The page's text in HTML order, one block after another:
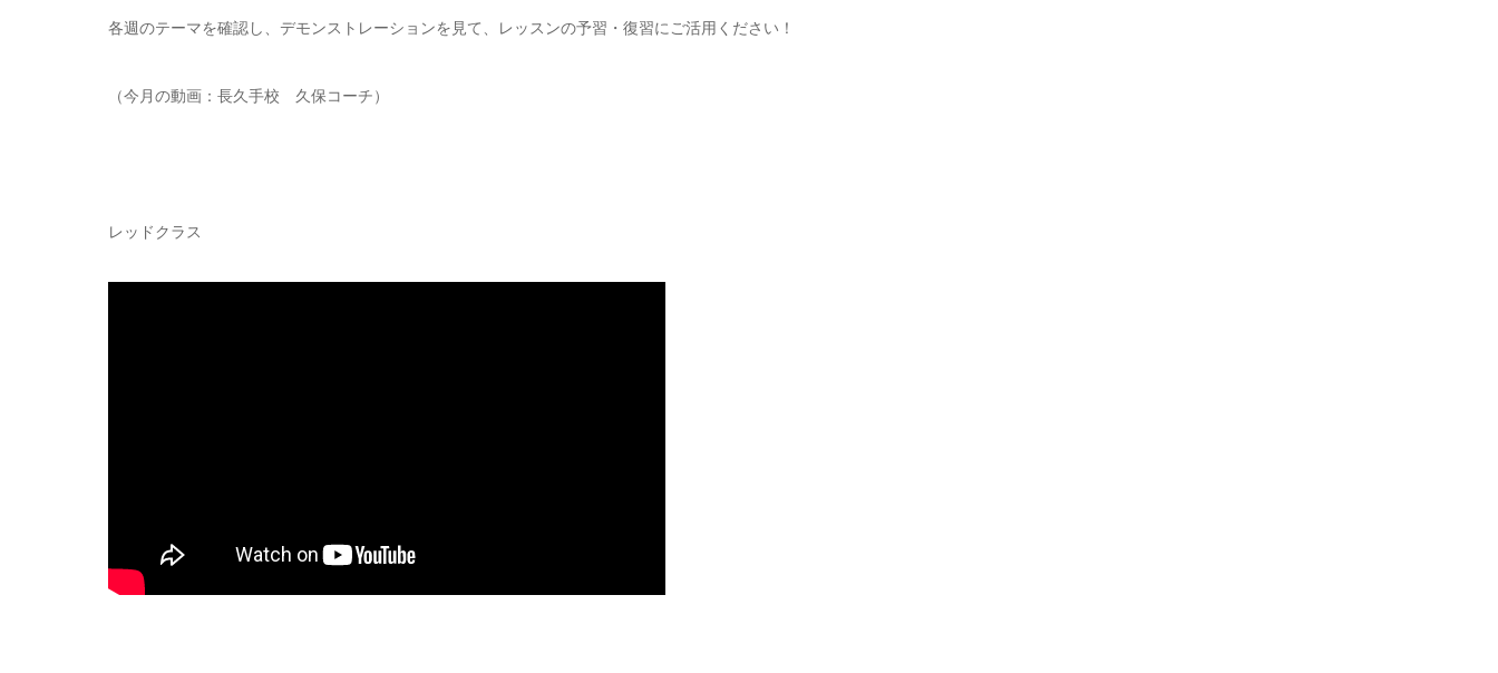
各週のテーマを確認し、デモンストレーションを見て、レッスンの予習・復習にご活用ください！
（今月の動画：長久手校 久保コーチ）
レッドクラス